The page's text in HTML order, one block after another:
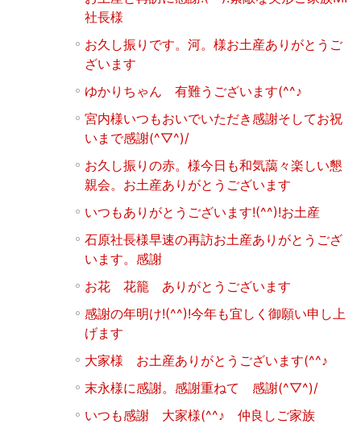
社長様
お久し振りです。河。様お土産ありがとうご
ざいます
ゆかりちゃん 有難うございます(^^♪
宮内様いつもおいでいただき感謝そしてお祝
いまで感謝(^▽^)/
お久し振りの赤。様今日も和気藹々楽しい懇
親会。お土産ありがとうございます
いつもありがとうございます!(^^)!お土産
石原社長様早速の再訪お土産ありがとうござ
います。感謝
お花 花籠 ありがとうございます
感謝の年明け!(^^)!今年も宜しく御願い申し上
げます
大家様 お土産ありがとうございます(^^♪
末永様に感謝。感謝重ねて 感謝(^▽^)/
いつも感謝 大家様(^^♪ 仲良しご家族